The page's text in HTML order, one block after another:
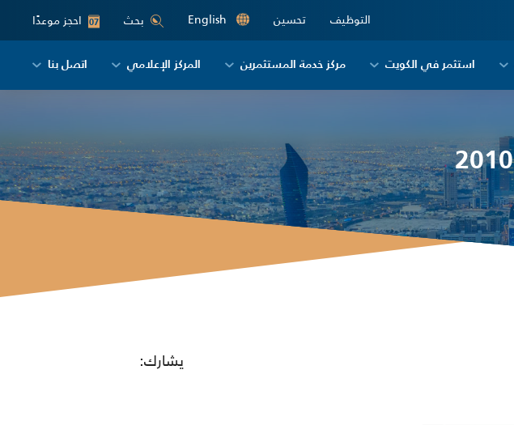
التوظيف تحسين English بحث 07 احجز موعدًا
استثمر في الكويت مركز خدمة المستثمرين المركز الإعلامي اتصل بنا
يشارك: